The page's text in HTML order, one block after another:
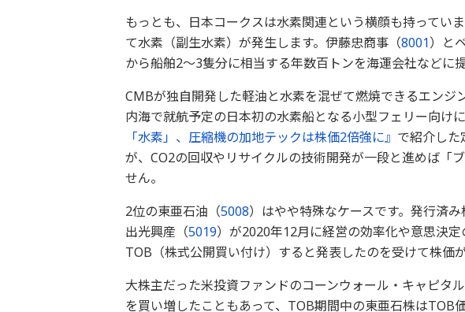
もっとも、日本コークスは水素関連という横顔も持ってい
て水素（副生水素）が発生します。伊藤忠商事（8001）と
から船舶2～3隻分に相当する年数百トンを海運会社などに
CMBが独自開発した軽油と水素を混ぜて燃焼できるエンジ
内海で就航予定の日本初の水素船となる小型フェリー向けに
「水素」、圧縮機の加地テックは株価2倍強に』 で紹介した
が、CO2の回収やリサイクルの技術開発が一段と進めば「
せん。
2位の東亜石油（5008）はやや特殊なケースです。発行済
出光興産（5019）が2020年12月に経営の効率化や意思決
TOB（株式公開買い付け）すると発表したのを受けて株価
大株主だった米投資ファンドのコーンウォール・キャピタ
を買い増したこともあって、TOB期間中の東亜石株はTOB